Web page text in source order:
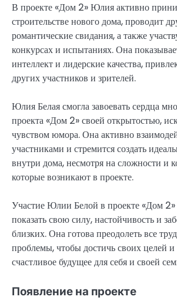
В проекте «Дом 2» Юлия активно
строительстве нового дома, проводит
романтические свидания, а также
конкурсах и испытаниях. Она
интеллект и лидерские качества,
других участников и зрителей.
Юлия Белая смогла завоевать сердца
проекта «Дом 2» своей открытостью,
чувством юмора. Она активно
участниками и стремится создать
внутри дома, несмотря на сложности и
которые возникают в проекте.
Участие Юлии Белой в проекте «Дом 2»
показать свою силу, настойчивость и
близких. Она готова преодолеть все
проблемы, чтобы достичь своих целей и
счастливое будущее для себя и своей
Появление на проекте